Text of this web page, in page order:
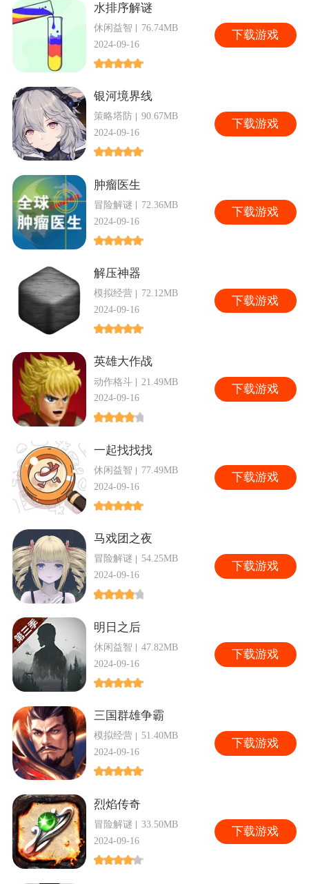
水排序解谜
休闲益智
76.74MB
2024-09-16
下载游戏
银河境界线
策略塔防
90.67MB
2024-09-16
下载游戏
肿瘤医生
冒险解谜
72.36MB
2024-09-16
下载游戏
解压神器
模拟经营
72.12MB
2024-09-16
下载游戏
英雄大作战
动作格斗
21.49MB
2024-09-16
下载游戏
一起找找找
休闲益智
77.49MB
2024-09-16
下载游戏
马戏团之夜
冒险解谜
54.25MB
2024-09-16
下载游戏
明日之后
休闲益智
47.82MB
2024-09-16
下载游戏
三国群雄争霸
模拟经营
51.40MB
2024-09-16
下载游戏
烈焰传奇
冒险解谜
33.50MB
2024-09-16
下载游戏